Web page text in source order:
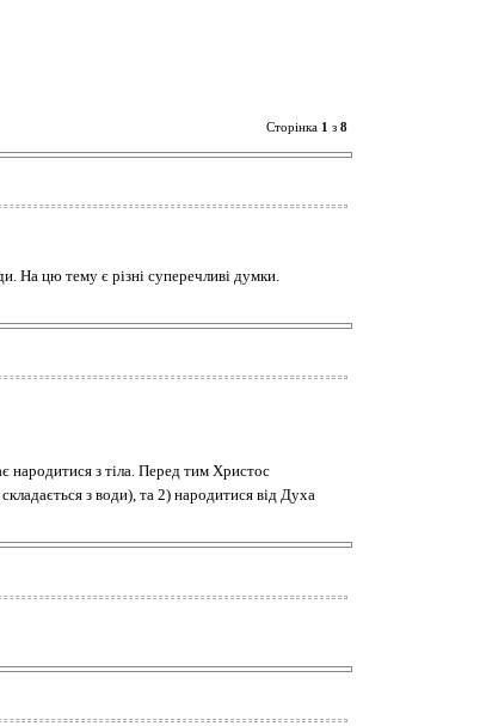
Сторінка 1 з 8
На цю тему є різні суперечливі думки.
народитися з тіла. Перед тим Христос
з води), та 2) народитися від Духа